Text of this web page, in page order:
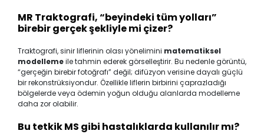
MR Traktografi, “beyindeki tüm yolları”
birebir gerçek şekliyle mi çizer?
Traktografi, sinir liflerinin olası yönelimini matematiksel
modellemeile tahmin ederek görselleştirir. Bu nedenle görüntü,
“gerçeğin birebir fotoğrafı” değil; difüzyon verisine dayalı güçlü
bir rekonstrüksiyondur. Özellikle liflerin birbirini çaprazladığı
bölgelerde veya ödemin yoğun olduğu alanlarda modelleme
daha zor olabilir.
Bu tetkik MS gibi hastalıklarda kullanılır mı?